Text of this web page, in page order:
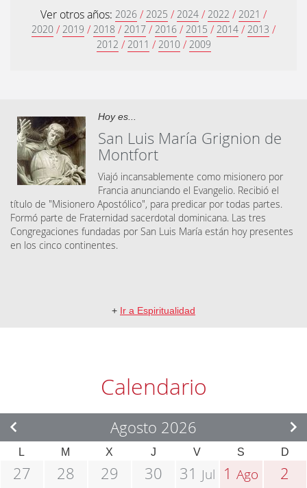
Ver otros años: 2026 / 2025 / 2024 / 2022 / 2021 /
2020 / 2019 / 2018 / 2017 / 2016 / 2015 / 2014 / 2013 /
2012 / 2011 / 2010 / 2009
Hoy es...
San Luis María Grignion de
Montfort
Viajó incansablemente como misionero por
Francia anunciando el Evangelio. Recibió el
título de "Misionero Apostólico", para predicar por todas partes.
Formó parte de Fraternidad sacerdotal dominicana. Las tres
Congregaciones fundadas por San Luis María están hoy presentes
en los cinco continentes.
+ Ir a Espiritualidad
Calendario
Agosto 2026
L M X J V S D
27 28 29 30 31 Jul 1Ago 2